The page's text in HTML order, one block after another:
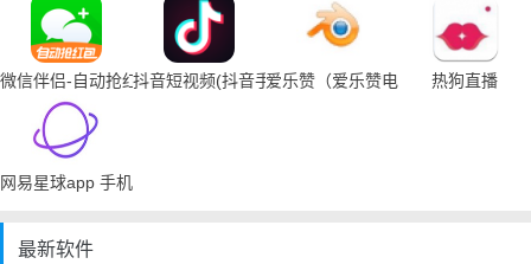
微信伴侣-自动抢红包抖音短视频(抖音手机下载)爱乐赞（爱乐赞电脑手机下载）
热狗直播
网易星球app 手机下载
最新软件